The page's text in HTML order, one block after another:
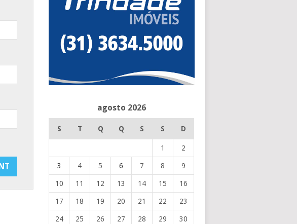
agosto 2026
S T Q Q S S D
1 2
3 4 5 6 7 8 9
10 11 12 13 14 15 16
17 18 19 20 21 22 23
24 25 26 27 28 29 30